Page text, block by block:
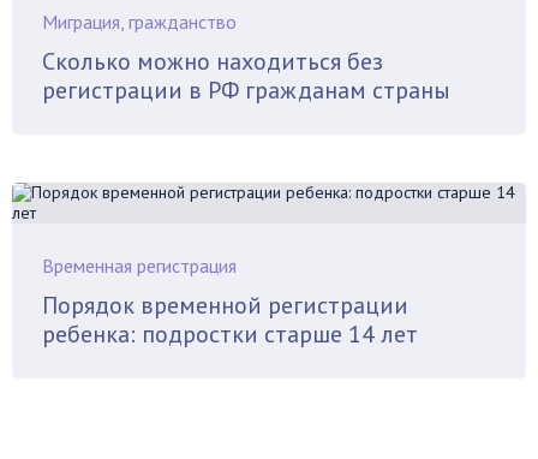
Миграция, гражданство
Сколько можно находиться без
регистрации в РФ гражданам страны
Временная регистрация
Порядок временной регистрации
ребенка: подростки старше 14 лет